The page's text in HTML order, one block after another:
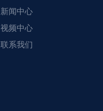
新闻中心
视频中心
联系我们